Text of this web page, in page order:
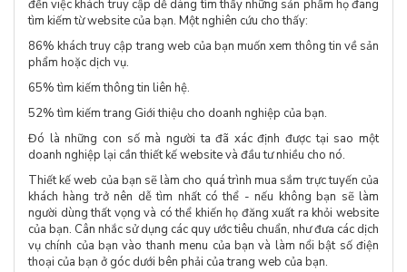
đến việc khách truy cập dễ dàng tìm thấy những sản phẩm họ đang
tìm kiếm từ website của bạn. Một nghiên cứu cho thấy:
86% khách truy cập trang web của bạn muốn xem thông tin về sản
phẩm hoặc dịch vụ.
65% tìm kiếm thông tin liên hệ.
52% tìm kiếm trang Giới thiệu cho doanh nghiệp của bạn.
Đó là những con số mà người ta đã xác định được tại sao một
doanh nghiệp lại cần thiết kế website và đầu tư nhiều cho nó.
Thiết kế web của bạn sẽ làm cho quá trình mua sắm trực tuyến của
khách hàng trở nên dễ tìm nhất có thể - nếu không bạn sẽ làm
người dùng thất vọng và có thể khiến họ đăng xuất ra khỏi website
của bạn. Cân nhắc sử dụng các quy ước tiêu chuẩn, như đưa các dịch
vụ chính của bạn vào thanh menu của bạn và làm nổi bật số điện
thoại của bạn ở góc dưới bên phải của trang web của bạn.